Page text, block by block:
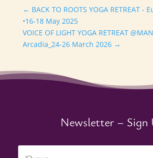
← BACK TO ROOTS YOGA RETREAT -
•16-18 May 2025
VOICE OF LIGHT YOGA RETREAT
Arcadia_24-26 March 2026→
Newsletter – Sign